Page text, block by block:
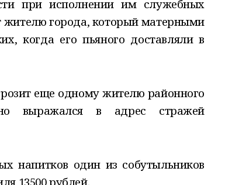
при исполнении им служебных
жителю города, который матерными
когда его пьяного доставляли в
еще одному жителю районного
выражался в адрес стражей
напитков один из собутыльников
13500 рублей.